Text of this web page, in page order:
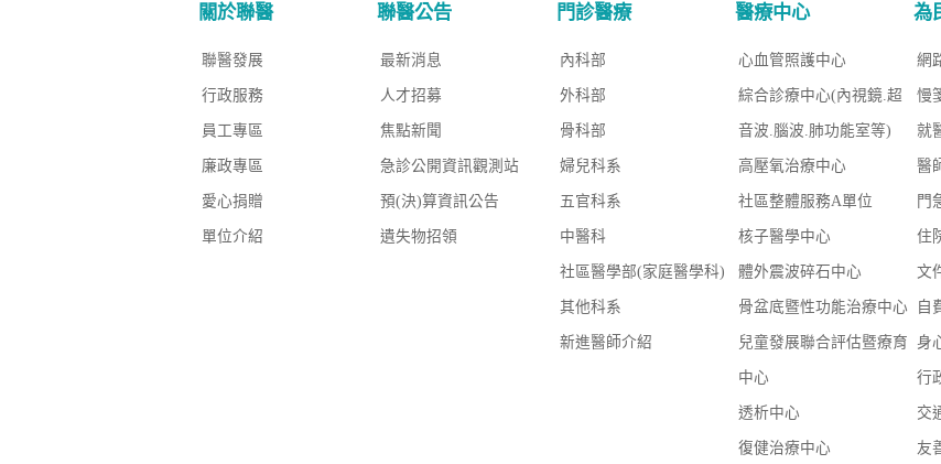
關於聯醫
聯醫發展
行政服務
員工專區
廉政專區
愛心捐贈
單位介紹
聯醫公告
最新消息
人才招募
焦點新聞
急診公開資訊觀測站
預(決)算資訊公告
遺失物招領
門診醫療
內科部
外科部
骨科部
婦兒科系
五官科系
中醫科
社區醫學部(家庭醫學科)
其他科系
新進醫師介紹
醫療中心
心血管照護中心
綜合診療中心(內視鏡.超
音波.腦波.肺功能室等)
高壓氧治療中心
社區整體服務A單位
核子醫學中心
體外震波碎石中心
骨盆底暨性功能治療中心
兒童發展聯合評估暨療育
中心
透析中心
復健治療中心
為
網
慢
就
醫
門
住
文
自
身
行
交
友